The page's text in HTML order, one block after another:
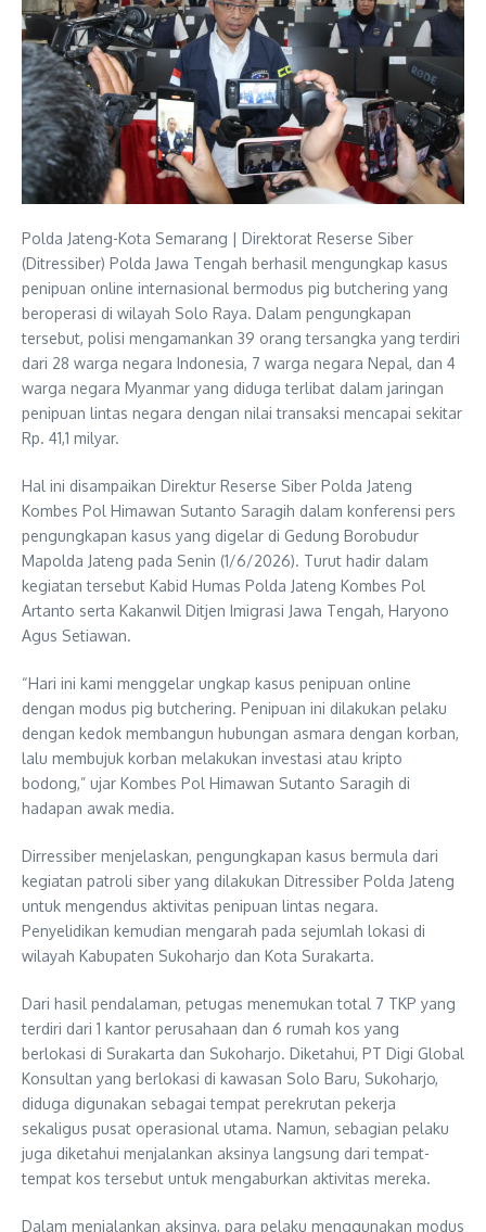
Polda Jateng-Kota Semarang | Direktorat Reserse Siber
(Ditressiber) Polda Jawa Tengah berhasil mengungkap kasus
penipuan online internasional bermodus pig butchering yang
beroperasi di wilayah Solo Raya. Dalam pengungkapan
tersebut, polisi mengamankan 39 orang tersangka yang terdiri
dari 28 warga negara Indonesia, 7 warga negara Nepal, dan 4
warga negara Myanmar yang diduga terlibat dalam jaringan
penipuan lintas negara dengan nilai transaksi mencapai sekitar
Rp. 41,1 milyar.
Hal ini disampaikan Direktur Reserse Siber Polda Jateng
Kombes Pol Himawan Sutanto Saragih dalam konferensi pers
pengungkapan kasus yang digelar di Gedung Borobudur
Mapolda Jateng pada Senin (1/6/2026). Turut hadir dalam
kegiatan tersebut Kabid Humas Polda Jateng Kombes Pol
Artanto serta Kakanwil Ditjen Imigrasi Jawa Tengah, Haryono
Agus Setiawan.
“Hari ini kami menggelar ungkap kasus penipuan online
dengan modus pig butchering. Penipuan ini dilakukan pelaku
dengan kedok membangun hubungan asmara dengan korban,
lalu membujuk korban melakukan investasi atau kripto
bodong,” ujar Kombes Pol Himawan Sutanto Saragih di
hadapan awak media.
Dirressiber menjelaskan, pengungkapan kasus bermula dari
kegiatan patroli siber yang dilakukan Ditressiber Polda Jateng
untuk mengendus aktivitas penipuan lintas negara.
Penyelidikan kemudian mengarah pada sejumlah lokasi di
wilayah Kabupaten Sukoharjo dan Kota Surakarta.
Dari hasil pendalaman, petugas menemukan total 7 TKP yang
terdiri dari 1 kantor perusahaan dan 6 rumah kos yang
berlokasi di Surakarta dan Sukoharjo. Diketahui, PT Digi Global
Konsultan yang berlokasi di kawasan Solo Baru, Sukoharjo,
diduga digunakan sebagai tempat perekrutan pekerja
sekaligus pusat operasional utama. Namun, sebagian pelaku
juga diketahui menjalankan aksinya langsung dari tempat-
tempat kos tersebut untuk mengaburkan aktivitas mereka.
Dalam menjalankan aksinya, para pelaku menggunakan modus